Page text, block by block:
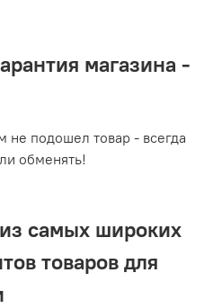
магазина -
не подошел товар - всегда
обменять!
самых широких
товаров для